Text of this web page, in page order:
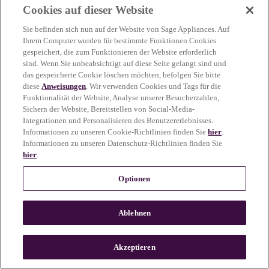
more information)
n
Cookies auf dieser Website
Sie befinden sich nun auf der Website von Sage Appliances. Auf
Ihrem Computer wurden für bestimmte Funktionen Cookies
gespeichert, die zum Funktionieren der Website erforderlich
sind. Wenn Sie unbeabsichtigt auf diese Seite gelangt sind und
das gespeicherte Cookie löschen möchten, befolgen Sie bitte
dieseAnweisungen. Wir verwenden Cookies und Tags für die
Funktionalität der Website, Analyse unserer Besucherzahlen,
Sichern der Website, Bereitstellen von Social-Media-
Integrationen und Personalisieren des Benutzererlebnisses.
Informationen zu unseren Cookie-Richtlinien finden Siehier.
Informationen zu unseren Datenschutz-Richtlinien finden Sie
hier.
Optionen
Ablehnen
Akzeptieren